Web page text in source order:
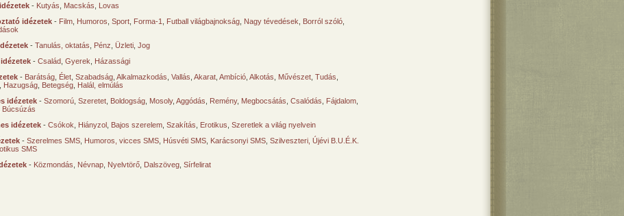
- Kutyás Macskás
Lovas
idézetek - Film Humoros Sport Forma-1 Futball világbajnokság Nagy tévedések Borról szóló
- Tanulás, oktatás Pénz Üzleti Jog
- Család Gyerek
Házassági
- Barátság Élet Szabadság Alkalmazkodás Vallás Akarat Ambíció Alkotás Művészet Tudás
Hazugság Betegség Halál, elmúlás
idézetek - Szomorú Szeretet Boldogság Mosoly, Aggódás Remény, Megbocsátás Csalódás Fájdalom
Búcsúzás
idézetek - Csókok Hiányzol Bajos szerelem Szakítás Erotikus Szeretlek a világ nyelvein
- Szerelmes SMS Humoros, vicces SMS Húsvéti SMS Karácsonyi SMS Szilveszteri, Újévi B.U.É.K.
SMS
- Közmondás Névnap Nyelvtörő Dalszöveg Sírfelirat